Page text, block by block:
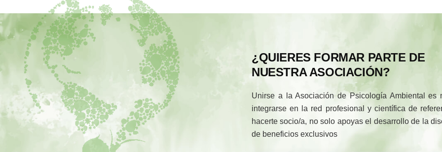
¿QUIERES FORMAR PARTE DE
NUESTRA ASOCIACIÓN?
Unirse a la Asociación de Psicología Ambiental es
integrarse en la red profesional y científica de
hacerte socio/a, no solo apoyas el desarrollo de la
de beneficios exclusivos